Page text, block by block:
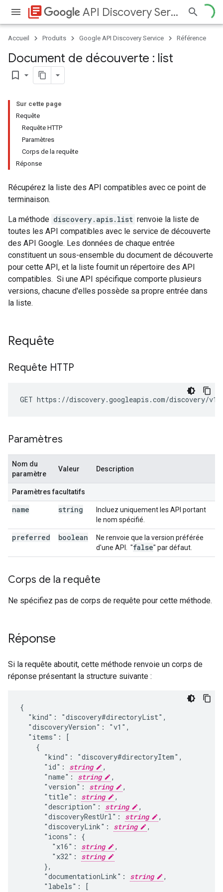
library_books API Discovery Service
Accueil Produits Google API Discovery Service Référence
Document de découverte : list
bookmark_border
Sur cette page
Requête
Requête HTTP
Paramètres
Corps de la requête
Réponse
Récupérez la liste des API compatibles avec ce point de
terminaison.
La méthode discovery.apis.list renvoie la liste de
toutes les API compatibles avec le service de découverte
des API Google. Les données de chaque entrée
constituent un sous-ensemble du document de découverte
pour cette API, et la liste fournit un répertoire des API
compatibles. Si une API spécifique comporte plusieurs
versions, chacune d'elles possède sa propre entrée dans
la liste.
Requête
Requête HTTP
Paramètres
Nom du
paramètre
Valeur Description
Paramètres facultatifs
name string
Incluez uniquement les API portant
le nom spécifié.
preferred boolean
Ne renvoie que la version préférée
d'une API.
"false" par défaut.
Corps de la requête
Ne spécifiez pas de corps de requête pour cette méthode.
Réponse
Si la requête aboutit, cette méthode renvoie un corps de
réponse présentant la structure suivante :
{
  "kind": "discovery#directoryList",
  "discoveryVersion": "v1",
  "items": [
    {
      "kind": "discovery#directoryItem",
      "id":
string
,
      "name":
string
,
      "version":
string
,
      "title":
string
,
      "description":
string
,
      "discoveryRestUrl":
string
,
      "discoveryLink":
string
,
      "icons": {
        "x16":
string
,
        "x32":
string
      },
      "documentationLink":
string
,
      "labels": [